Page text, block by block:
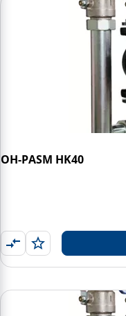
OH-PASM HK40